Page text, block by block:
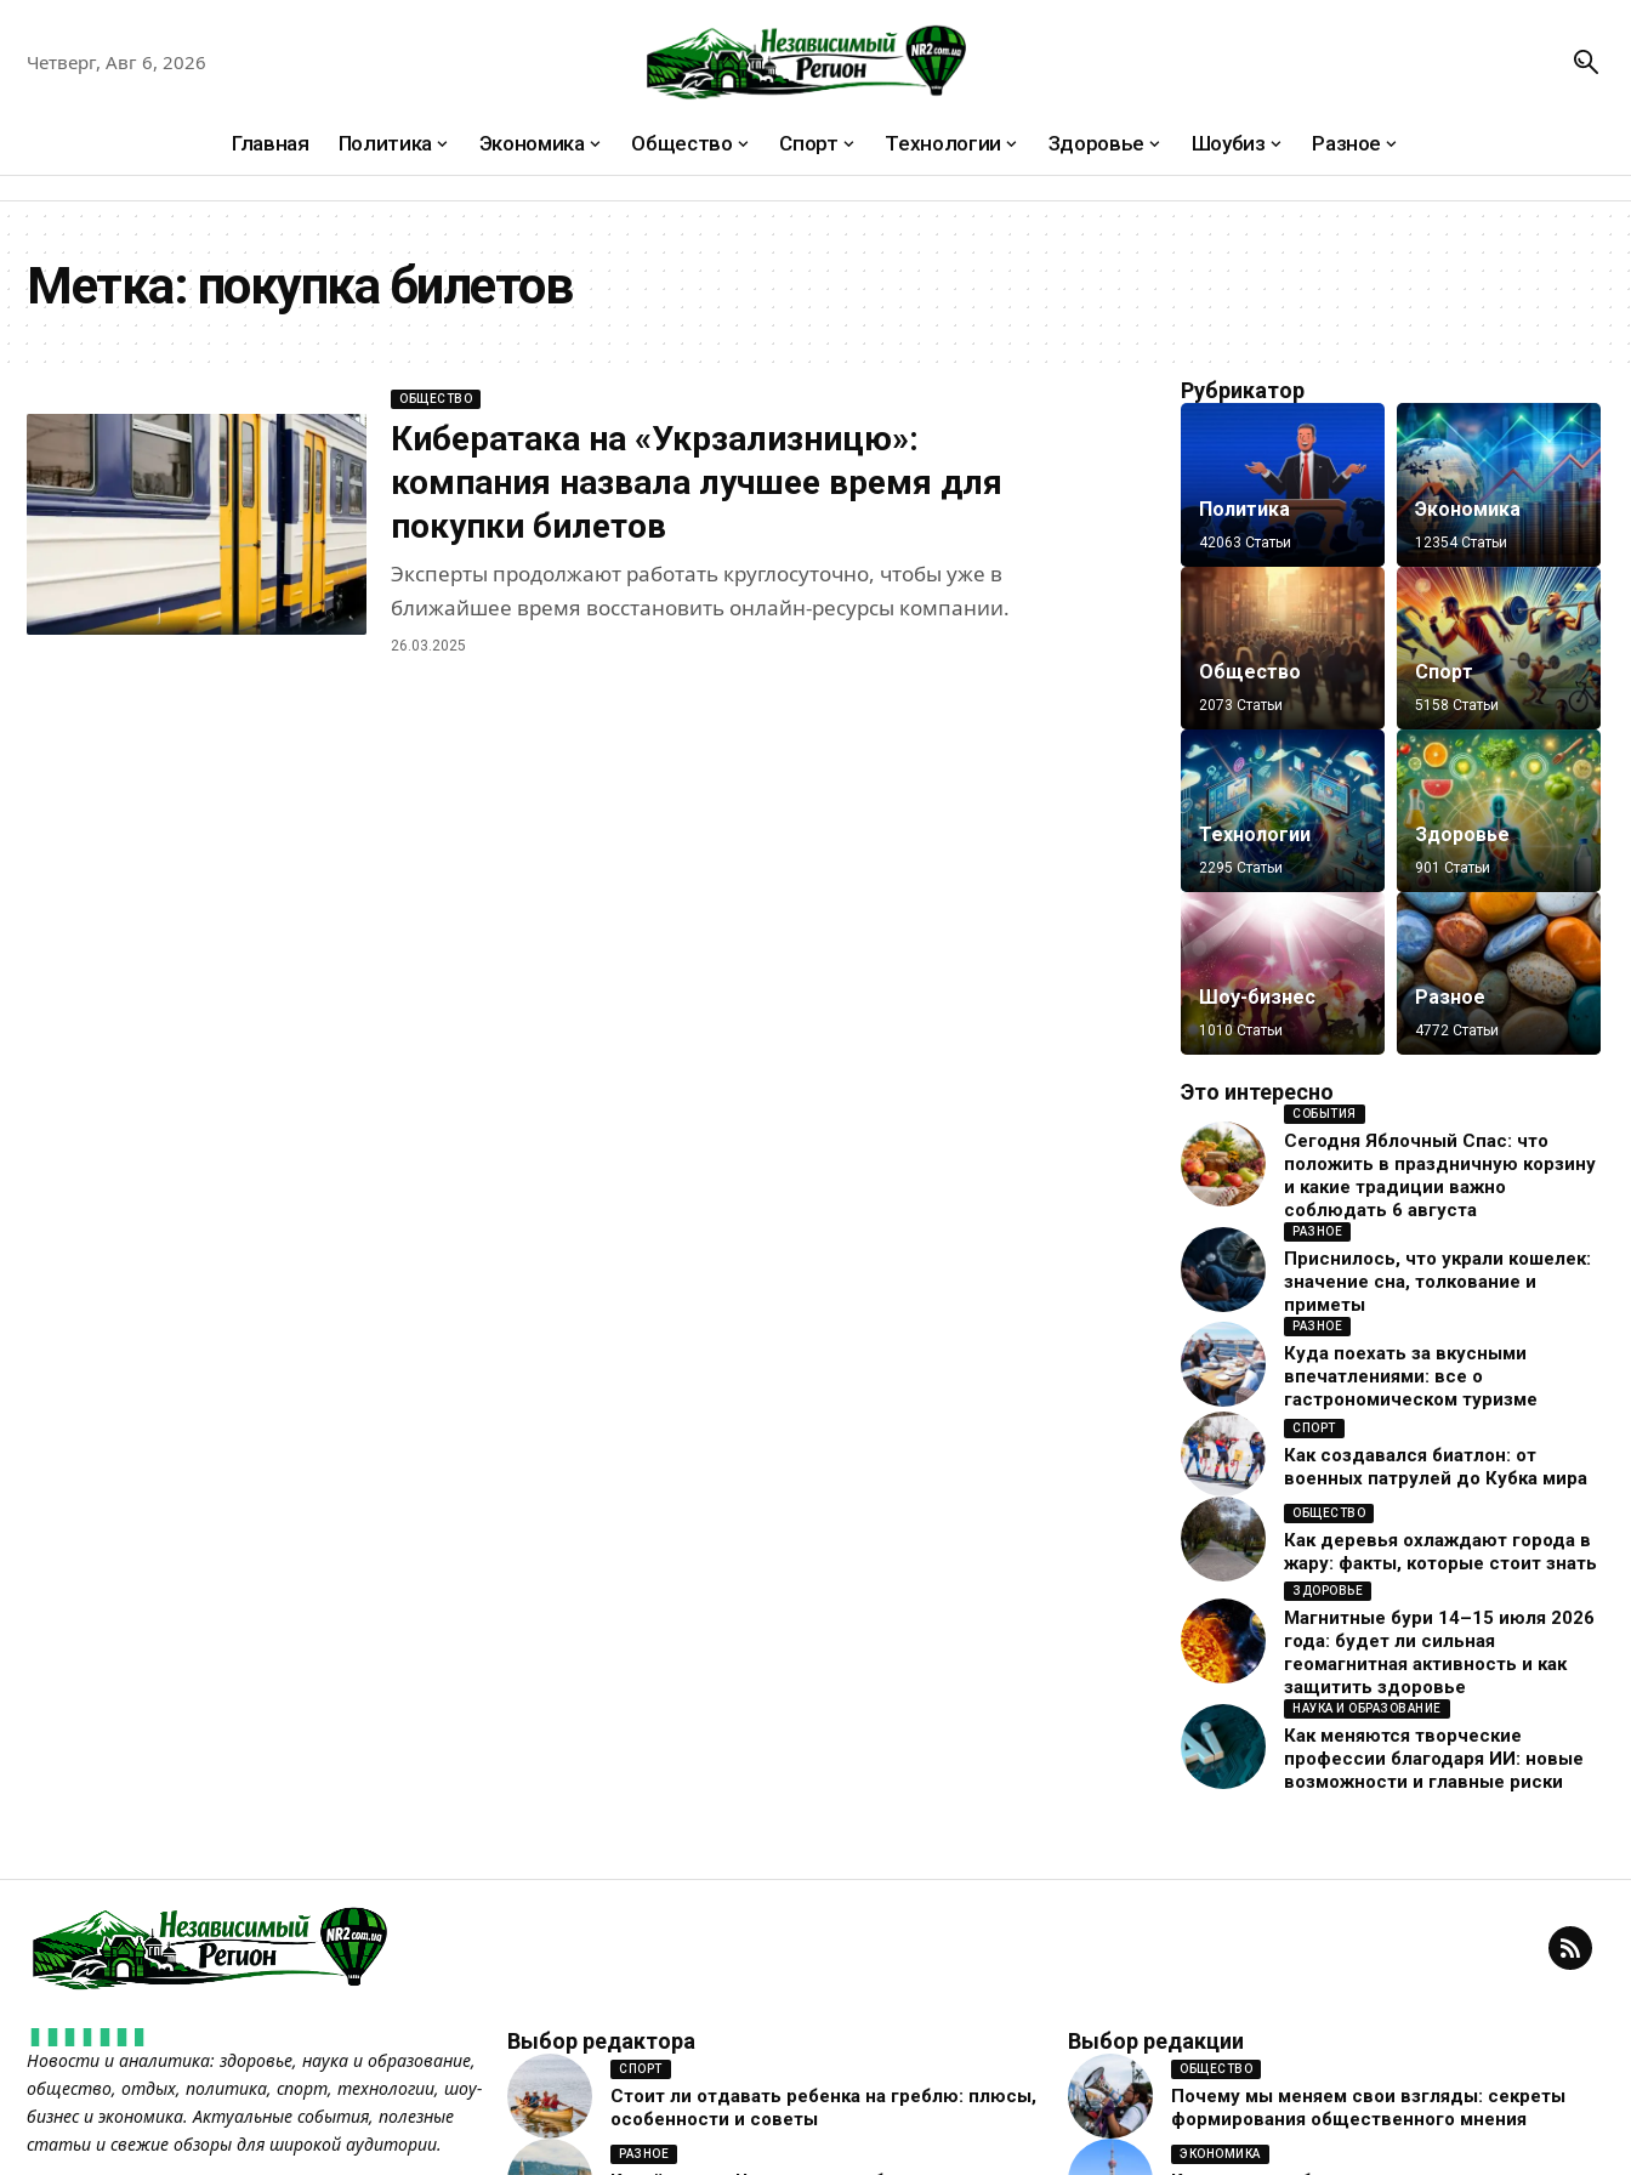
Четверг, Авг 6, 2026
Главная Политика Экономика Общество Спорт Технологии Здоровье Шоубиз Разное
Метка:покупка билетов
ОБЩЕСТВО
Кибератака на «Укрзализницю»:
компания назвала лучшее время для
покупки билетов
Эксперты продолжают работать круглосуточно, чтобы уже в
ближайшее время восстановить онлайн-ресурсы компании.
26.03.2025
Рубрикатор
Политика
42063 Статьи
Экономика
12354 Статьи
Общество
2073 Статьи
Спорт
5158 Статьи
Технологии
2295 Статьи
Здоровье
901 Статьи
Шоу-бизнес
1010 Статьи
Разное
4772 Статьи
Это интересно
СОБЫТИЯ
Сегодня Яблочный Спас: что
положить в праздничную корзину
и какие традиции важно
соблюдать 6 августа
РАЗНОЕ
Приснилось, что украли кошелек:
значение сна, толкование и
приметы
РАЗНОЕ
Куда поехать за вкусными
впечатлениями: все о
гастрономическом туризме
СПОРТ
Как создавался биатлон: от
военных патрулей до Кубка мира
ОБЩЕСТВО
Как деревья охлаждают города в
жару: факты, которые стоит знать
ЗДОРОВЬЕ
Магнитные бури 14–15 июля 2026
года: будет ли сильная
геомагнитная активность и как
защитить здоровье
НАУКА И ОБРАЗОВАНИЕ
Как меняются творческие
профессии благодаря ИИ: новые
возможности и главные риски
Новости и аналитика: здоровье, наука и образование,
общество, отдых, политика, спорт, технологии, шоу-
бизнес и экономика. Актуальные события, полезные
статьи и свежие обзоры для широкой аудитории.
Выбор редактора
СПОРТ
Стоит ли отдавать ребенка на греблю: плюсы,
особенности и советы
РАЗНОЕ
Выбор редакции
ОБЩЕСТВО
Почему мы меняем свои взгляды: секреты
формирования общественного мнения
ЭКОНОМИКА